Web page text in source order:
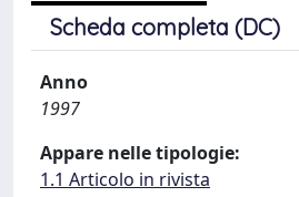
Scheda completa (DC)
Anno
1997
Appare nelle tipologie:
1.1 Articolo in rivista